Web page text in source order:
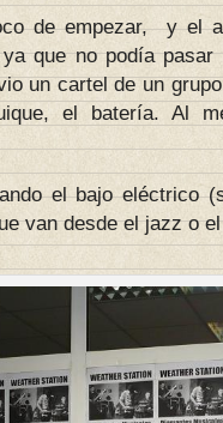
de empezar, y el
que no podía pasar
un cartel de un
el batería. Al
el bajo eléctrico
van desde el jazz o